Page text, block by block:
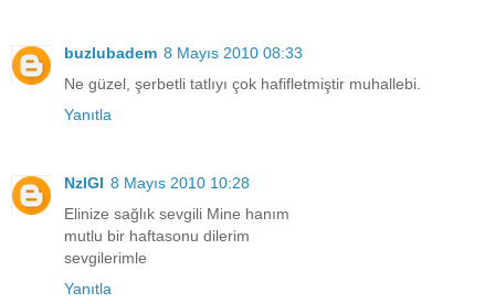
buzlubadem 8 Mayıs 2010 08:33
Ne güzel, şerbetli tatlıyı çok hafifletmiştir muhallebi.
Yanıtla
NzlGl 8 Mayıs 2010 10:28
Elinize sağlık sevgili Mine hanım
mutlu bir haftasonu dilerim
sevgilerimle
Yanıtla